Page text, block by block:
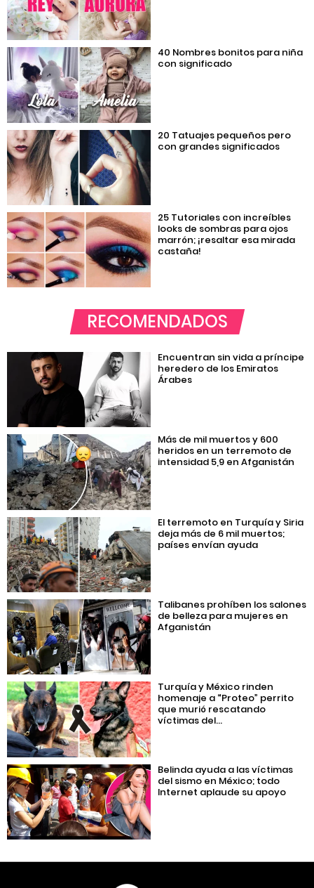
40 Nombres bonitos para niña
con significado
20 Tatuajes pequeños pero
con grandes significados
25 Tutoriales con increíbles
looks de sombras para ojos
marrón; ¡resaltar esa mirada
castaña!
RECOMENDADOS
Encuentran sin vida a príncipe
heredero de los Emiratos
Árabes
Más de mil muertos y 600
heridos en un terremoto de
intensidad 5,9 en Afganistán
El terremoto en Turquía y Siria
deja más de 6 mil muertos;
países envían ayuda
Talibanes prohíben los salones
de belleza para mujeres en
Afganistán
Turquía y México rinden
homenaje a “Proteo” perrito
que murió rescatando
víctimas del...
Belinda ayuda a las víctimas
del sismo en México; todo
Internet aplaude su apoyo